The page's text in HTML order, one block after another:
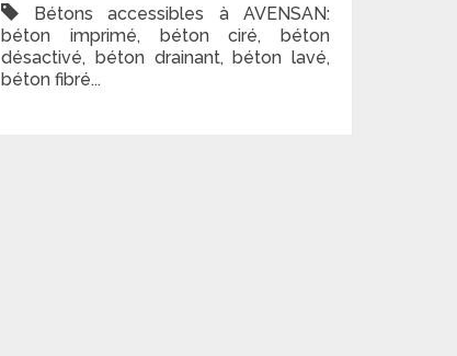
Bétons accessibles à AVENSAN:
béton imprimé, béton ciré, béton
désactivé, béton drainant, béton lavé,
béton fibré...